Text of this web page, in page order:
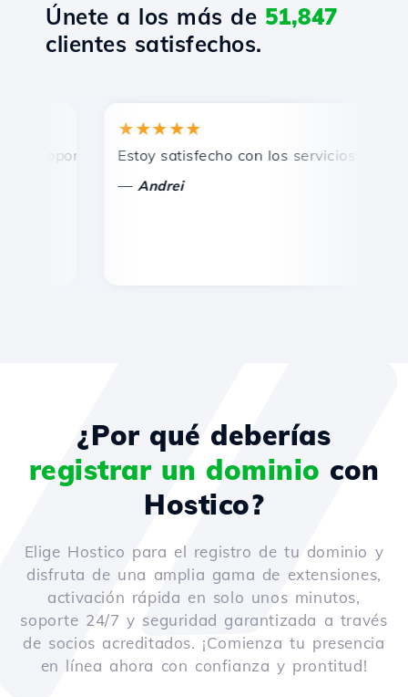
Únete a los más de 51,847
clientes satisfechos.
soporte técnico rápido y eficiente.
★★★★★
Estoy satisfecho con los servicios
Andrei
¿Por qué deberías
registrar un dominio con
Hostico?
Elige Hostico para el registro de tu dominio y
disfruta de una amplia gama de extensiones,
activación rápida en solo unos minutos,
soporte 24/7 y seguridad garantizada a través
de socios acreditados. ¡Comienza tu presencia
en línea ahora con confianza y prontitud!